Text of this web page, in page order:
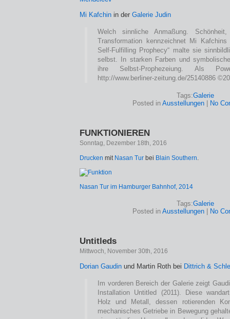
Mi Kafchin in der Galerie Judin
Welch sinnliche Anmaßung.
Transformation kennzeichnet Mi
Self-Fulfilling Prophecy“ malte sie
selbst. In starken Farben und
ihre Selbst-Prophezeiung. Als
http://www.berliner-zeitung.de/25140886
Tags:Galerie
Posted in Ausstellungen| No
FUNKTIONIEREN
Sonntag, Dezember 18th, 2016
Drucken mit Nasan Tur bei Blain Southern.
Nasan Tur im Hamburger Bahnhof, 2014
Tags:Galerie
Posted in Ausstellungen| No
Untitleds
Mittwoch, November 30th, 2016
Dorian Gaudin und Martin Roth bei Dittrich &
Im vorderen Bereich der Galerie zeigt
Installation Untitled (2011). Diese
Holz und Metall, dessen rotierenden
mechanisches Getriebe in Bewegung